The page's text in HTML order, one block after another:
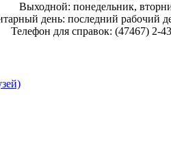
Выходной: понедельник,
день: последний рабочий
Телефон для справок: (47467) 2-